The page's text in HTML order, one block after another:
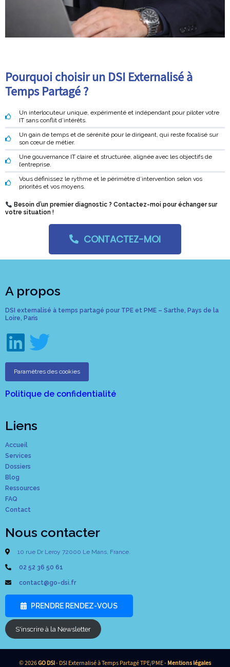
Pourquoi choisir un DSI Externalisé à
Temps Partagé ?
Un interlocuteur unique, expérimenté et indépendant pour piloter votre
IT sans conflit d’intérêts.
Un gain de temps et de sérénité pour le dirigeant, qui reste focalisé sur
son cœur de métier.
Une gouvernance IT claire et structurée, alignée avec les objectifs de
l’entreprise.
Vous définissez le rythme et le périmètre d’intervention selon vos
priorités et vos moyens.
Besoin d’un premier diagnostic ? Contactez-moi pour échanger sur
votre situation !
CONTACTEZ-MOI
A propos
DSI externalisé à temps partagé pour TPE et PME – Sarthe, Pays de la
Loire, Paris
Paramètres des cookies
Politique de confidentialité
Liens
Accueil
Services
Dossiers
Blog
Ressources
FAQ
Contact
Nous contacter
10 rue Dr Leroy 72000 Le Mans, France.
02 52 36 50 61
contact@go-dsi.fr
PRENDRE RENDEZ-VOUS
S'inscrire à la Newsletter
© 2026GO DSI- DSI Externalisé à Temps Partagé TPE/PME -Mentions légales